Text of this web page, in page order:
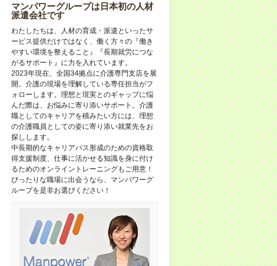
マンパワーグループは日本初の人材
派遣会社です
わたしたちは、人材の育成・派遣といったサ
ービス提供だけではなく、働く方々の『働き
やすい環境を整えること』『長期就労につな
がるサポート』に力を入れています。
2023年現在、全国34拠点に介護専門支店を展
開。介護の現場を理解している専任担当がフ
ォローします。理想と現実とのギャップに悩
んだ際は、お悩みに寄り添いサポート。介護
職としてのキャリアを積みたい方には、理想
の介護職員としての姿に寄り添い就業先をお
探しします。
中長期的なキャリアパス形成のための資格取
得支援制度、仕事に活かせる知識を身に付け
るためのオンライントレーニングもご用意！
ぴったりな職場に出会うなら、マンパワーグ
ループを是非お選びください！